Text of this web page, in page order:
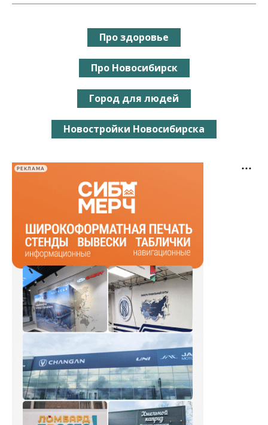
Про здоровье
Про Новосибирск
Город для людей
Новостройки Новосибирска
РЕКЛАМА